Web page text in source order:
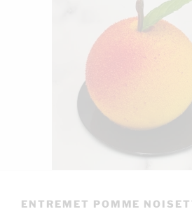
ENTREMET POMME